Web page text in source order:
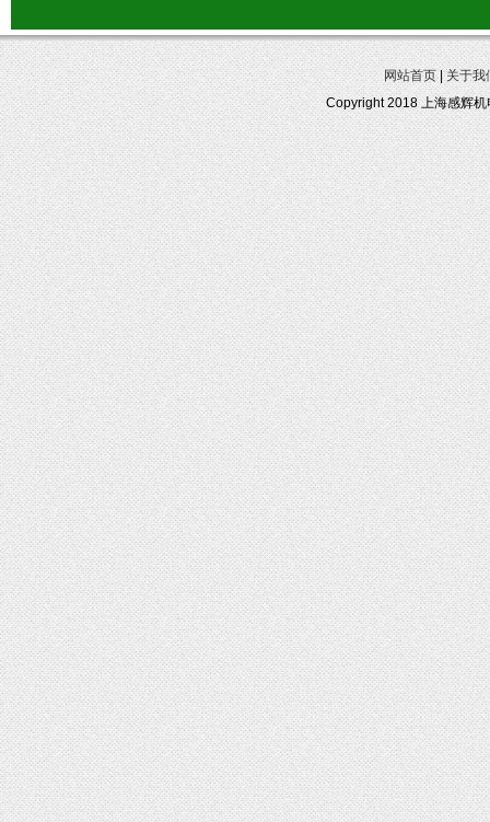
网站首页 |关于我
Copyright 2018 上海感辉